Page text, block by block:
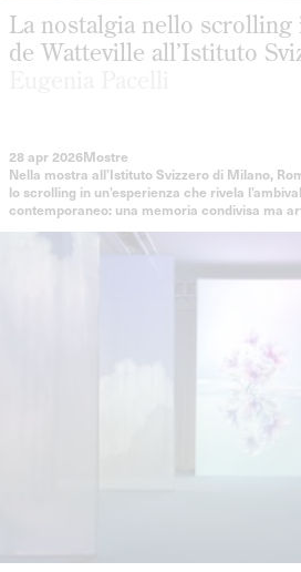
La nostalgia nello
de Watteville all’Istituto
28 apr 2026Mostre
Nella mostra all’Istituto Svizzero di Milano,
lo scrolling in un’esperienza che rivela
contemporaneo: una memoria condivisa ma